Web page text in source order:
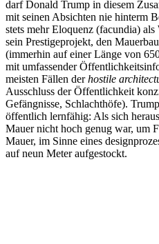
darf Donald Trump in diesem
mit seinen Absichten nie hinterm
stets mehr Eloquenz (facundia) als
sein Prestigeprojekt, den
(immerhin auf einer Länge von
mit umfassender
meisten Fällen derhostile
Ausschluss der Öffentlichkeit
Gefängnisse, Schlachthöfe).
öffentlich lernfähig: Als sich
Mauer nicht hoch genug war, um
Mauer, im Sinne eines
auf neun Meter aufgestockt.